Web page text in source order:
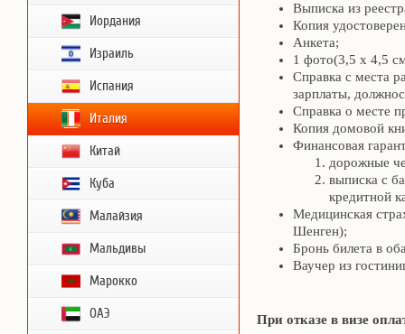
Иордания
Израиль
Испания
Италия
Китай
Куба
Малайзия
Мальдивы
Марокко
ОАЭ
Выписка из
Копия
Анкета;
1 фото(3,5 х 4,5
Справка с места
зарплаты,
Справка о месте
Копия домовой
Финансовая
дорожные
выписка с
кредитной
Медицинская
Шенген);
Бронь билета в
Ваучер из
При отказе в визе